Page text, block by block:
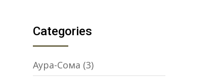
Categories
Аура-Сома (3)